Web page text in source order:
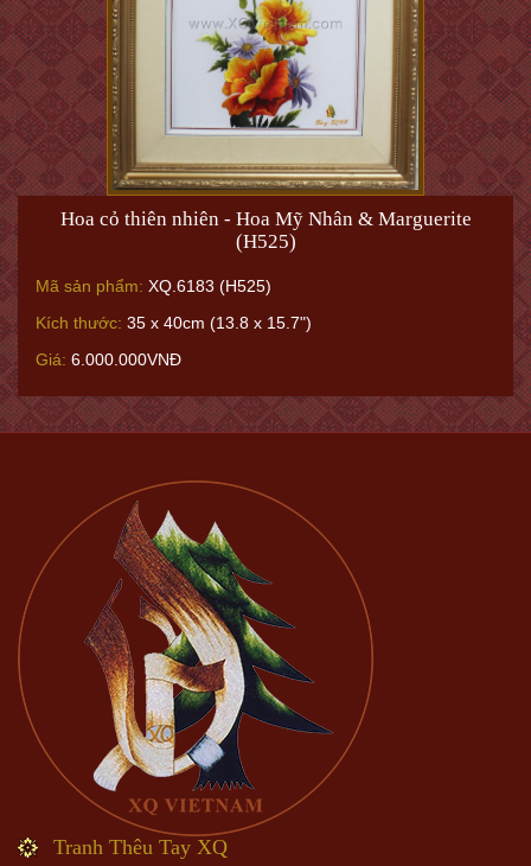
Hoa cỏ thiên nhiên - Hoa Mỹ Nhân & Marguerite
(H525)
Mã sản phẩm: XQ.6183 (H525)
Kích thước: 35 x 40cm (13.8 x 15.7")
Giá: 6.000.000VNĐ
Tranh Thêu Tay XQ